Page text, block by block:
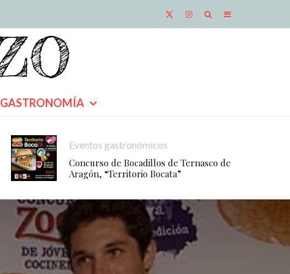
GASTRONOMÍA
Eventos gastronómicos
Concurso de Bocadillos de Ternasco de
Aragón, “Territorio Bocata”